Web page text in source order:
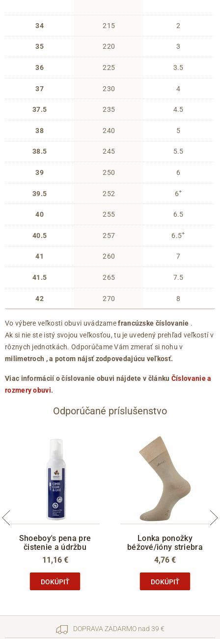
34
35
36
37
37.5
38
38.5
39
39.5
40
40.5
41
41.5
42
215
220
225
230
235
240
245
250
252
255
257
260
265
270
2
3
3.5
4
4.5
5
5.5
6
6+
6.5
6.5+
7
7.5
8
Vo výbere veľkosti obuvi uvádzamefrancúzske číslovanie .
Ak si nie ste istý svojou veľkosťou, tu je uvedený prehľad veľkostí v
rôznych jednotkách. Odporúčame Vám zmerať si nohu v
milimetroch , a potom nájsť zodpovedajúcu veľkosť.
Viac informácií o číslovanie obuvi nájdete v článku Číslovanie a
rozmery obuvi.
Odporúčané príslušenstvo
Shoeboy's pena pre
čistenie a údržbu
11,16 €
DOKÚPIŤ
Lonka ponožky
béžové/ióny striebra
4,76 €
DOKÚPIŤ
DOPRAVA ZADARMO nad 39 €